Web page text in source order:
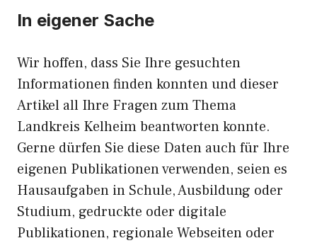
In eigener Sache
Wir hoffen, dass Sie Ihre gesuchten
Informationen finden konnten und dieser
Artikel all Ihre Fragen zum Thema
Landkreis Kelheim beantworten konnte.
Gerne dürfen Sie diese Daten auch für Ihre
eigenen Publikationen verwenden, seien es
Hausaufgaben in Schule, Ausbildung oder
Studium, gedruckte oder digitale
Publikationen, regionale Webseiten oder